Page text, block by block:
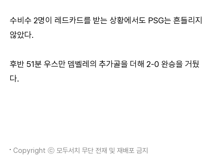
수비수 2명이 레드카드를 받는 상황에서도 PSG는 흔들리지
않았다.
후반 51분 우스만 뎀벨레의 추가골을 더해 2-0 완승을 거뒀
다.
Copyright ⓒ 모두서치 무단 전재 및 재배포 금지